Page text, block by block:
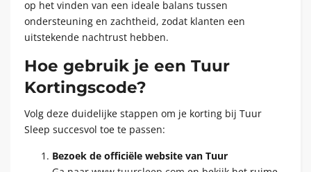
op het vinden van een ideale balans tussen
ondersteuning en zachtheid, zodat klanten een
uitstekende nachtrust hebben.
Hoe gebruik je een Tuur
Kortingscode?
Volg deze duidelijke stappen om je korting bij Tuur
Sleep succesvol toe te passen:
Bezoek de officiële website van Tuur